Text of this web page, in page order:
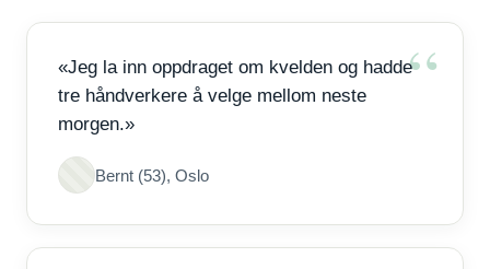
«Jeg la inn oppdraget om kvelden og hadde
tre håndverkere å velge mellom neste
morgen.»
Bernt (53), Oslo